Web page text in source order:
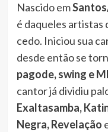
Nascido em
é daqueles artistas
cedo. Iniciou sua
desde então se
pagode, swing e
cantor já dividiu
Exaltasamba,
Negra, Revelação